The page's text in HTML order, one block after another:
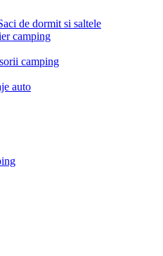
de dormit si saltele
camping
camping
auto